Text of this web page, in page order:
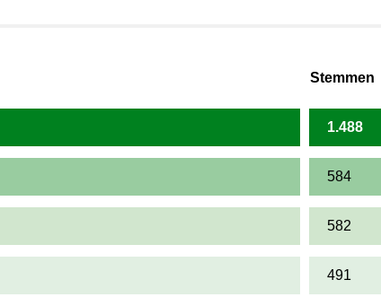
Stemmen
1.488
584
582
491